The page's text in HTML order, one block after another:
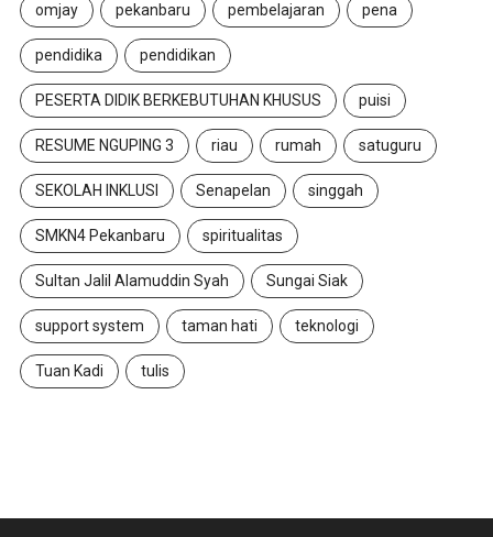
omjay pekanbaru pembelajaran pena
pendidika pendidikan
PESERTA DIDIK BERKEBUTUHAN KHUSUS puisi
RESUME NGUPING 3 riau rumah satuguru
SEKOLAH INKLUSI Senapelan singgah
SMKN4 Pekanbaru spiritualitas
Sultan Jalil Alamuddin Syah Sungai Siak
support system taman hati teknologi
Tuan Kadi tulis